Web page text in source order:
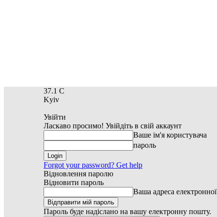
37.1 C
Kyiv
Увійти
Ласкаво просимо! Увійдіть в свій аккаунт
Ваше ім'я користувача
пароль
Forgot your password? Get help
Відновлення паролю
Відновити пароль
Ваша адреса
Пароль буде надіслано на вашу електронну пошту.